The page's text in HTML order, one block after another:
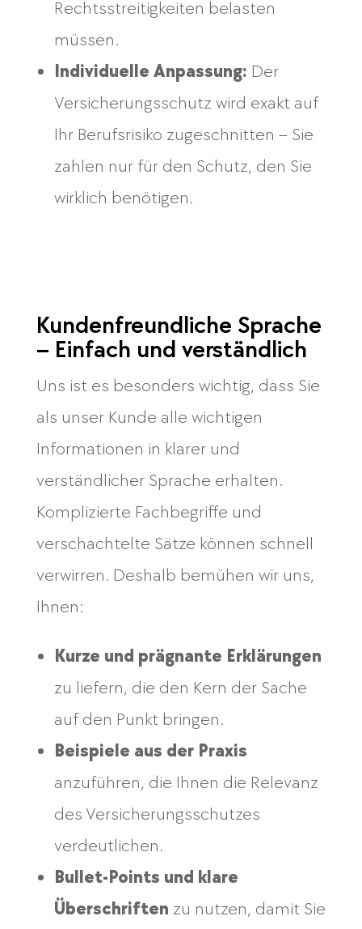
Rechtsstreitigkeiten belasten
müssen.
Individuelle Anpassung: Der
Versicherungsschutz wird exakt auf
Ihr Berufsrisiko zugeschnitten – Sie
zahlen nur für den Schutz, den Sie
wirklich benötigen.
Kundenfreundliche Sprache
– Einfach und verständlich
Uns ist es besonders wichtig, dass Sie
als unser Kunde alle wichtigen
Informationen in klarer und
verständlicher Sprache erhalten.
Komplizierte Fachbegriffe und
verschachtelte Sätze können schnell
verwirren. Deshalb bemühen wir uns,
Ihnen:
Kurze und prägnante Erklärungen
zu liefern, die den Kern der Sache
auf den Punkt bringen.
Beispiele aus der Praxis
anzuführen, die Ihnen die Relevanz
des Versicherungsschutzes
verdeutlichen.
Bullet-Points und klare
Überschriften zu nutzen, damit Sie